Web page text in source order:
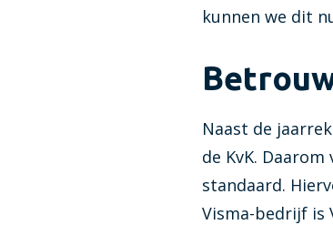
kunnen we dit
Naast de
de KvK.
standaard.
Visma-bedrijf is